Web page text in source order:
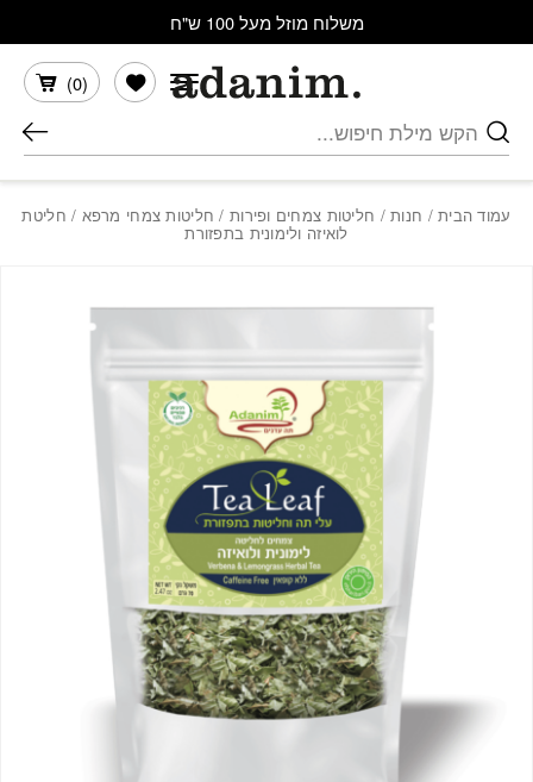
משלוח מוזל מעל 100 ש"ח
חיפוש
(
0
)
הרשימה שלי
עמוד הבית/ חנות/ חליטות צמחים ופירות / חליטות צמחי מרפא / חליטת
לואיזה ולימונית בתפזורת